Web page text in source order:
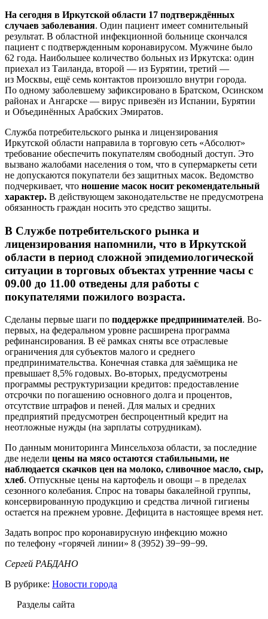
На сегодня в Иркутской области 17 подтверждённых
случаев заболевания. Один пациент имеет сомнительный
результат. В областной инфекционной больнице скончался
пациент с подтвержденным коронавирусом. Мужчине было
62 года. Наибольшее количество больных из Иркутска: один
приехал из Таиланда, второй — из Бурятии, третий —
из Москвы, ещё семь контактов произошло внутри города.
По одному заболевшему зафиксировано в Братском, Осинском
районах и Ангарске — вирус привезён из Испании, Бурятии
и Объединённых Арабских Эмиратов.
Служба потребительского рынка и лицензирования
Иркутской области направила в торговую сеть «Абсолют»
требование обеспечить покупателям свободный доступ. Это
вызвано жалобами населения о том, что в супермаркеты сети
не допускаются покупатели без защитных масок. Ведомство
подчеркивает, что ношение масок носит рекомендательный
характер. В действующем законодательстве не предусмотрена
обязанность граждан носить это средство защиты.
В Службе потребительского рынка и
лицензирования напомнили, что в Иркутской
области в период сложной эпидемиологической
ситуации в торговых объектах утренние часы с
09.00 до 11.00 отведены для работы с
покупателями пожилого возраста.
Сделаны первые шаги по поддержке предпринимателей. Во-
первых, на федеральном уровне расширена программа
рефинансирования. В её рамках сняты все отраслевые
ограничения для субъектов малого и среднего
предпринимательства. Конечная ставка для заёмщика не
превышает 8,5% годовых. Во-вторых, предусмотрены
программы реструктуризации кредитов: предоставление
отсрочки по погашению основного долга и процентов,
отсутствие штрафов и пеней. Для малых и средних
предприятий предусмотрен беспроцентный кредит на
неотложные нужды (на зарплаты сотрудникам).
По данным мониторинга Минсельхоза области, за последние
две недели цены на мясо остаются стабильными, не
наблюдается скачков цен на молоко, сливочное масло, сыр,
хлеб. Отпускные цены на картофель и овощи – в пределах
сезонного колебания. Спрос на товары бакалейной группы,
консервированную продукцию и средства личной гигиены
остается на прежнем уровне. Дефицита в настоящее время нет.
Задать вопрос про коронавирусную инфекцию можно
по телефону «горячей линии» 8 (3952) 39−99−99.
Сергей РАБДАНО
В рубрике: Новости города
Разделы сайта